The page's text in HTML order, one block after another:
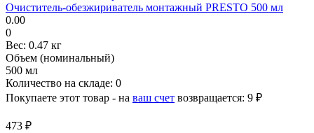
Очиститель-обезжириватель монтажный PRESTO 500 мл
0.00
0
Вес: 0.47 кг
Объем (номинальный)
500 мл
Количество на складе: 0
Покупаете этот товар - на ваш счет возвращается: 9 ₽
473 ₽